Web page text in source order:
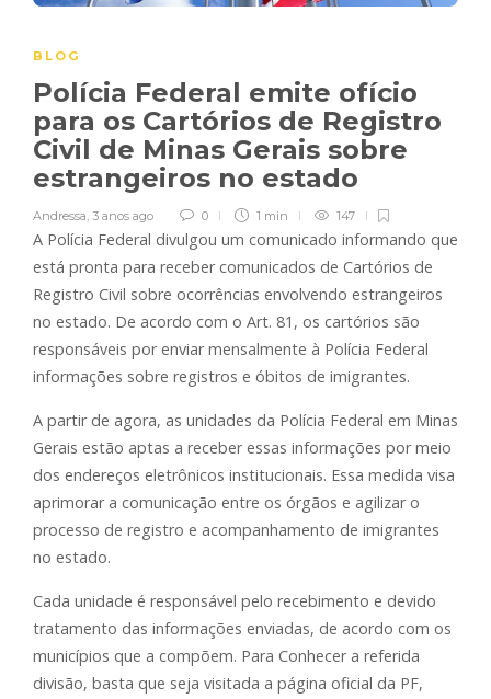
BLOG
Polícia Federal emite ofício
para os Cartórios de Registro
Civil de Minas Gerais sobre
estrangeiros no estado
Andressa, 3 anos ago 0 1 min 147
A Polícia Federal divulgou um comunicado informando que
está pronta para receber comunicados de Cartórios de
Registro Civil sobre ocorrências envolvendo estrangeiros
no estado. De acordo com o Art. 81, os cartórios são
responsáveis por enviar mensalmente à Polícia Federal
informações sobre registros e óbitos de imigrantes.
A partir de agora, as unidades da Polícia Federal em Minas
Gerais estão aptas a receber essas informações por meio
dos endereços eletrônicos institucionais. Essa medida visa
aprimorar a comunicação entre os órgãos e agilizar o
processo de registro e acompanhamento de imigrantes
no estado.
Cada unidade é responsável pelo recebimento e devido
tratamento das informações enviadas, de acordo com os
municípios que a compõem. Para Conhecer a referida
divisão, basta que seja visitada a página oficial da PF,